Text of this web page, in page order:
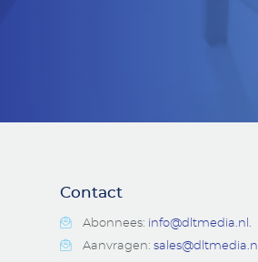
Contact
Abonnees: info@dltmedia.nl.
Aanvragen: sales@dltmedia.nl